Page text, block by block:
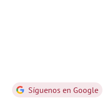
Síguenos en Google